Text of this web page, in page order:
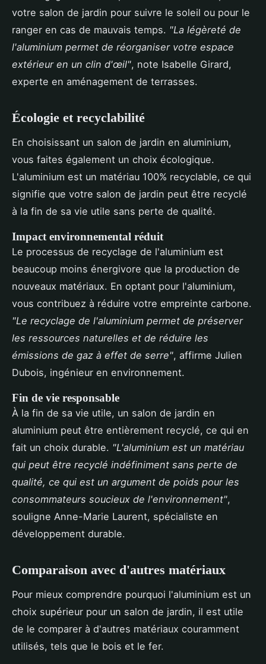
votre salon de jardin pour suivre le soleil ou pour le
ranger en cas de mauvais temps. "La légèreté de
l'aluminium permet de réorganiser votre espace
extérieur en un clin d'œil", note Isabelle Girard,
experte en aménagement de terrasses.
Écologie et recyclabilité
En choisissant un salon de jardin en aluminium,
vous faites également un choix écologique.
L'aluminium est un matériau 100% recyclable, ce qui
signifie que votre salon de jardin peut être recyclé
à la fin de sa vie utile sans perte de qualité.
Impact environnemental réduit
Le processus de recyclage de l'aluminium est
beaucoup moins énergivore que la production de
nouveaux matériaux. En optant pour l'aluminium,
vous contribuez à réduire votre empreinte carbone.
"Le recyclage de l'aluminium permet de préserver
les ressources naturelles et de réduire les
émissions de gaz à effet de serre", affirme Julien
Dubois, ingénieur en environnement.
Fin de vie responsable
À la fin de sa vie utile, un salon de jardin en
aluminium peut être entièrement recyclé, ce qui en
fait un choix durable. "L'aluminium est un matériau
qui peut être recyclé indéfiniment sans perte de
qualité, ce qui est un argument de poids pour les
consommateurs soucieux de l'environnement",
souligne Anne-Marie Laurent, spécialiste en
développement durable.
Comparaison avec d'autres matériaux
Pour mieux comprendre pourquoi l'aluminium est un
choix supérieur pour un salon de jardin, il est utile
de le comparer à d'autres matériaux couramment
utilisés, tels que le bois et le fer.